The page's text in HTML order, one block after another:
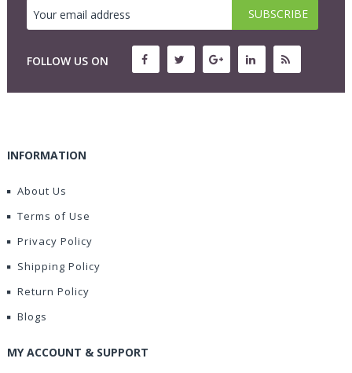
FOLLOW US ON
INFORMATION
About Us
Terms of Use
Privacy Policy
Shipping Policy
Return Policy
Blogs
MY ACCOUNT & SUPPORT